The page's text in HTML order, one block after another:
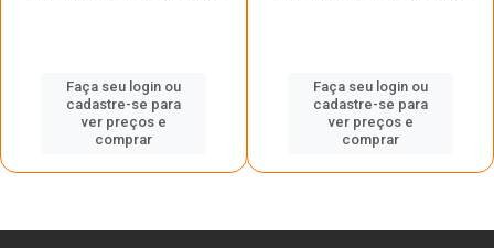
Faça seu login ou
cadastre-se para
ver preços e
comprar
Faça seu login ou
cadastre-se para
ver preços e
comprar